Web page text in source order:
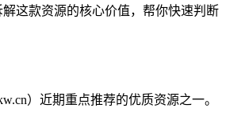
这款资源的核心价值，帮你快速判断
）近期重点推荐的优质资源之一。